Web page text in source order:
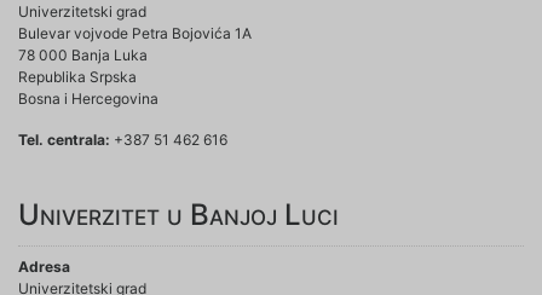
Univerzitetski grad
Bulevar vojvode Petra Bojovića 1A
78 000 Banja Luka
Republika Srpska
Bosna i Hercegovina
Tel. centrala: +387 51 462 616
Univerzitet u Banjoj Luci
Adresa
Univerzitetski grad